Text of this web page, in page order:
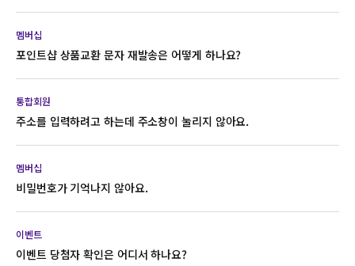
이메일, 성함을 입력하시면 해당 메일로 임시 비밀번호가 발급
됩니다. 단, SNS를 통한 회원가입은 비밀번호 찾기가 불가능
합니다.
허스트중앙의 엘르 코리아는 '잡지 매체사'이기 때문에
잡화상품을 판매하거나 관리하는 일은 하고 있지 않습니다. 관련
문의는 해당 점포측에 문의 부탁 드립니다.
멤버십
포인트샵 상품교환 문자 재발송은 어떻게 하나요?
허스트중앙 포인트샵에서는 구매 후 상품 교환 문자 삭제 시에
재발송 서비스를 제공 해드리고 있습니다. 재발송에 대한 방법은
아래 과정을 참고하여 주시기 바랍니다. 마이페이지-> 포인트
관리-> 포인트 내역 [소진]탭 -> 소진 리스트 중 원하는 상품 선택-
> 주문 상세에서 '쿠폰 재발송' 버튼 클릭 감사합니다.
통합회원
주소를 입력하려고 하는데 주소창이 눌리지 않아요.
PC의 경우 '주소검색'버튼, 모바일일 경우 '돋보기 버튼'을
눌러주세요. 만약 해당 버튼의 클릭 이후에도 동작이 안된다면
개인설정에서 보안관련 하여 설정(팝업금지 등)을 확인해 주세요.
팝업이 뜨고 주소검색을 한 후 해당 주소를 누르면 자동기입이
됩니다.
멤버십
비밀번호가 기억나지 않아요.
홈페이지에 접속한 후 ‘아이디/비밀번호 찾기’ 메뉴를 통해 쉽게
확인할 수 있습니다. 비밀번호를 잊어버린 경우 PASS 본인인증을
이벤트
이벤트 당첨자 확인은 어디서 하나요?